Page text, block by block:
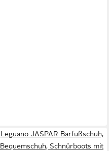
Leguano JASPAR Barfußschuh,
Bequemschuh, Schnürboots mit